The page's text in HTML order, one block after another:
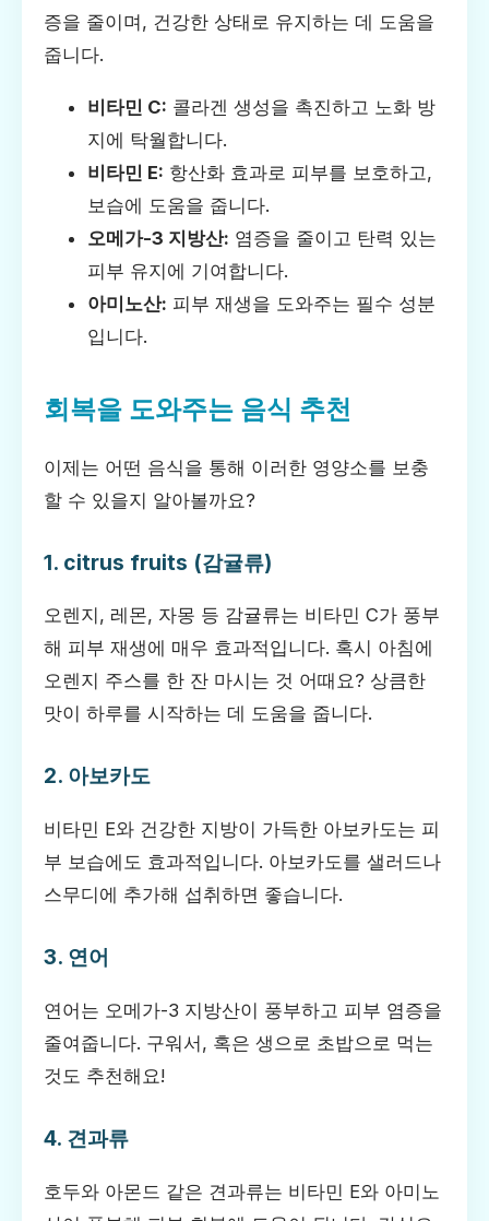
증을 줄이며, 건강한 상태로 유지하는 데 도움을
줍니다.
비타민 C: 콜라겐 생성을 촉진하고 노화 방
지에 탁월합니다.
비타민 E: 항산화 효과로 피부를 보호하고,
보습에 도움을 줍니다.
오메가-3 지방산: 염증을 줄이고 탄력 있는
피부 유지에 기여합니다.
아미노산: 피부 재생을 도와주는 필수 성분
입니다.
회복을 도와주는 음식 추천
이제는 어떤 음식을 통해 이러한 영양소를 보충
할 수 있을지 알아볼까요?
1. citrus fruits (감귤류)
오렌지, 레몬, 자몽 등 감귤류는 비타민 C가 풍부
해 피부 재생에 매우 효과적입니다. 혹시 아침에
오렌지 주스를 한 잔 마시는 것 어때요? 상큼한
맛이 하루를 시작하는 데 도움을 줍니다.
2. 아보카도
비타민 E와 건강한 지방이 가득한 아보카도는 피
부 보습에도 효과적입니다. 아보카도를 샐러드나
스무디에 추가해 섭취하면 좋습니다.
3. 연어
연어는 오메가-3 지방산이 풍부하고 피부 염증을
줄여줍니다. 구워서, 혹은 생으로 초밥으로 먹는
것도 추천해요!
4. 견과류
호두와 아몬드 같은 견과류는 비타민 E와 아미노